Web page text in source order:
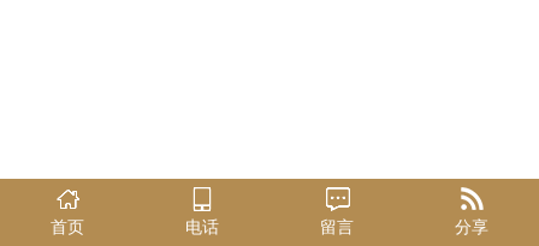
首页 电话 留言 分享